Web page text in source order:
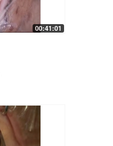
00:41:01